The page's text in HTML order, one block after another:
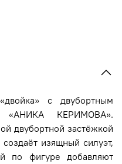
с двубортным
КЕРИМОВА».
двубортной застёжкой
изящный силуэт,
по фигуре добавляют